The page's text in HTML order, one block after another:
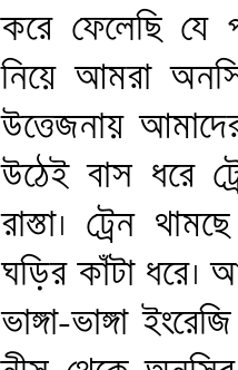
করে ফেলেছি যে
নিয়ে আমরা
উত্তেজনায়
উঠেই বাস ধরে
রাস্তা। ট্রেন
ঘড়ির কাঁটা ধরে।
ভাঙ্গা-ভাঙ্গা